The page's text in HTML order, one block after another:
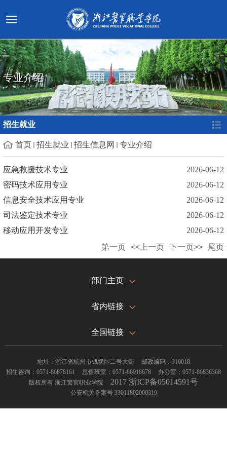
专业介绍
招生就业
首页 招生就业 招生信息网 专业介绍
应急救援技术专业
2026-06-12
密码技术应用专业
2026-06-12
信息安全技术应用专业
2026-06-12
司法鉴定技术专业
2026-06-12
移动应用开发专业
2026-06-12
第一页 <<上一页 下一页>> 尾页
部门主页
省内链接
全国链接
地址：浙江省杭州市钱塘区二号大街
邮政编码：310018
招生咨询：0571-86878161
总值班室：0571-86918678
办公室：0571-86836368
版权所有 浙江警官职业学院
2017 浙ICP备05014591号
公安机关备案号 33011802000319